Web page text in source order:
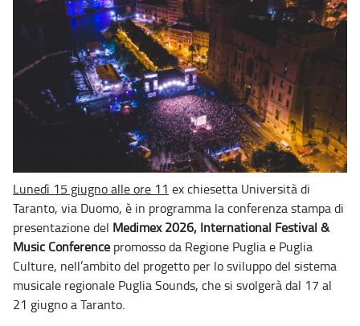
Lunedì 15 giugno alle ore 11 ex chiesetta Università di
Taranto, via Duomo, è in programma la conferenza stampa di
presentazione del Medimex 2026, International Festival &
Music Conference promosso da Regione Puglia e Puglia
Culture, nell’ambito del progetto per lo sviluppo del sistema
musicale regionale Puglia Sounds, che si svolgerà dal 17 al
21 giugno a Taranto.